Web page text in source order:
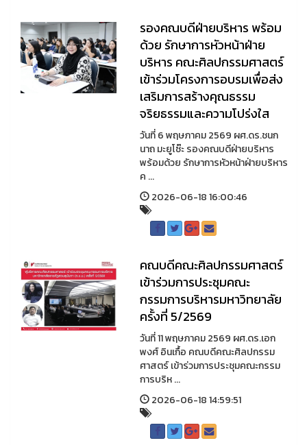
รองคณบดีฝ่ายบริหาร พร้อม
ด้วย รักษาการหัวหน้าฝ่าย
บริหาร คณะศิลปกรรมศาสตร์
เข้าร่วมโครงการอบรมเพื่อส่ง
เสริมการสร้างคุณธรรม
จริยธรรมและความโปร่งใส
วันที่ 6 พฤษภาคม 2569 ผศ.ดร.ชนก
นาถ มะยูโซ๊ะ รองคณบดีฝ่ายบริหาร
พร้อมด้วย รักษาการหัวหน้าฝ่ายบริหาร
ค ...
2026-06-18 16:00:46
คณบดีคณะศิลปกรรมศาสตร์
เข้าร่วมการประชุมคณะ
กรรมการบริหารมหาวิทยาลัย
ครั้งที่ 5/2569
วันที่ 11 พฤษภาคม 2569 ผศ.ดร.เอก
พงศ์ อินเกื้อ คณบดีคณะศิลปกรรม
ศาสตร์ เข้าร่วมการประชุมคณะกรรม
การบริห ...
2026-06-18 14:59:51